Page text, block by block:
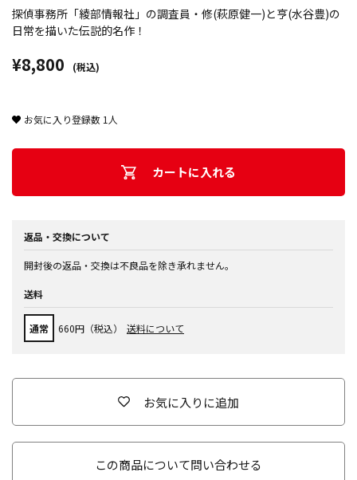
探偵事務所「綾部情報社」の調査員・修(萩原健一)と亨(水谷豊)の
日常を描いた伝説的名作！
¥8,800 (税込)
お気に入り登録数 1 人
カートに入れる
返品・交換について
開封後の返品・交換は不良品を除き承れません。
送料
通常 660円（税込） 送料について
お気に入りに追加
この商品について問い合わせる